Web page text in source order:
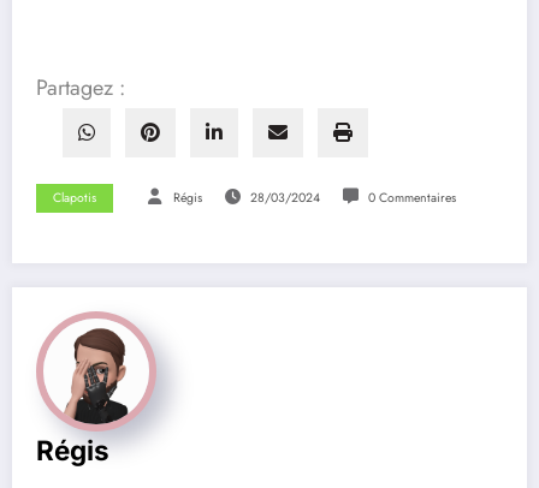
Partagez :
Clapotis Régis 28/03/2024 0 Commentaires
Régis